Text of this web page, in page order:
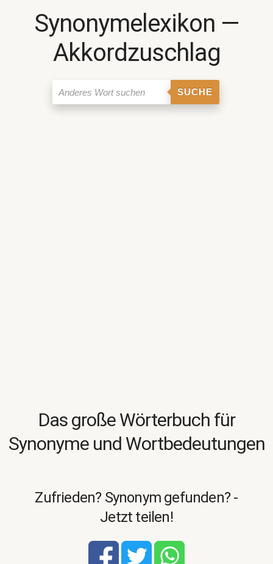
Synonymelexikon ―
Akkordzuschlag
SUCHE
Das große Wörterbuch für
Synonyme und Wortbedeutungen
Zufrieden? Synonym gefunden? -
Jetzt teilen!